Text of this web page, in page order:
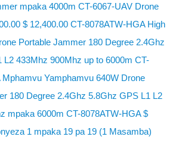
mpaka 4000m CT-6067-UAV Drone
$ 12,400.00 CT-8078ATW-HGA High
Portable Jammer 180 Degree 2.4Ghz
L2 433Mhz 900Mhz up to 6000m CT-
Mphamvu Yamphamvu 640W Drone
180 Degree 2.4Ghz 5.8Ghz GPS L1 L2
mpaka 6000m CT-8078ATW-HGA $
1 mpaka 19 pa 19 (1 Masamba)